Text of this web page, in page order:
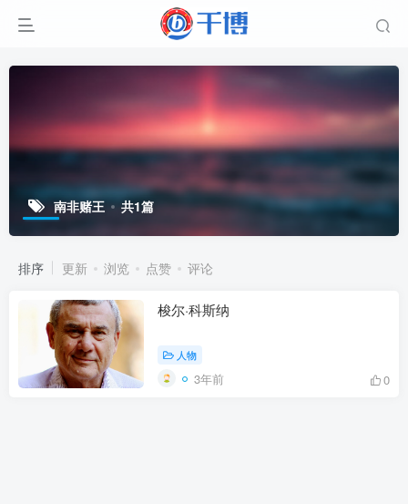
南非赌王 共1篇
排序 更新 浏览 点赞 评论
梭尔·科斯纳
人物
3年前 0